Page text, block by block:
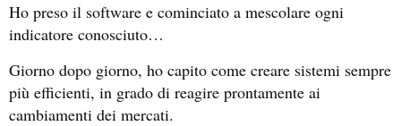
Ho preso il software e cominciato a mescolare ogni
indicatore conosciuto…
Giorno dopo giorno, ho capito come creare sistemi sempre
più efficienti, in grado di reagire prontamente ai
cambiamenti dei mercati.